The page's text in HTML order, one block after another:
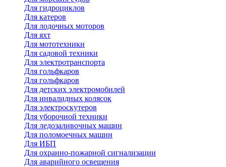
Для гидроциклов
Для катеров
Для лодочных моторов
Для яхт
Для мототехники
Для садовой техники
Для электротранспорта
Для гольфкаров
Для гольфкаров
Для детских электромобилей
Для инвалидных колясок
Для электроскутеров
Для уборочной техники
Для ледозаливочных машин
Для поломоечных машин
Для ИБП
Для охранно-пожарной сигнализации
Для аварийного освещения